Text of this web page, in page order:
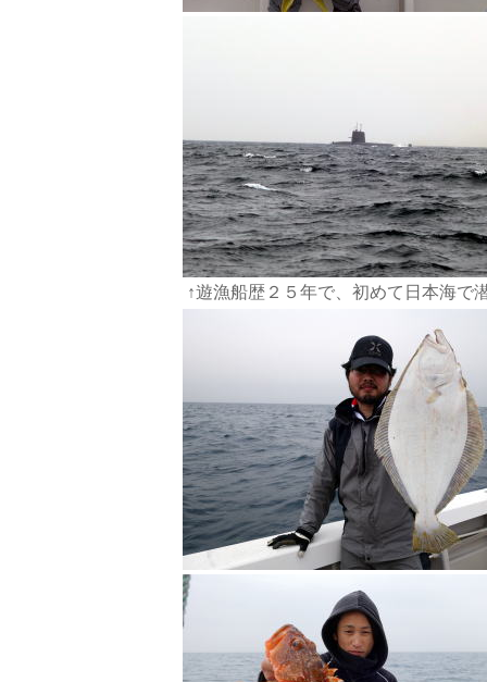
↑遊漁船歴２５年で、初めて日本海で